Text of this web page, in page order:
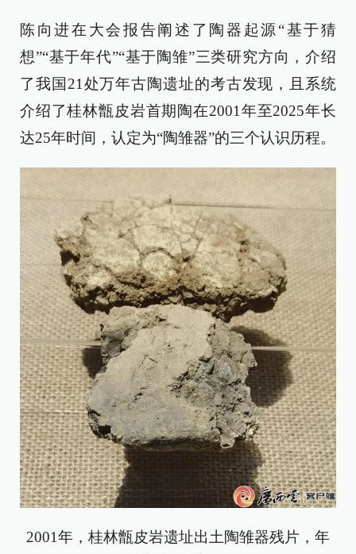
陈向进在大会报告阐述了陶器起源“基于猜
想”“基于年代”“基于陶雏”三类研究方向，介绍
了我国21处万年古陶遗址的考古发现，且系统
介绍了桂林甑皮岩首期陶在2001年至2025年长
达25年时间，认定为“陶雏器”的三个认识历程。
2001年，桂林甑皮岩遗址出土陶雏器残片，年